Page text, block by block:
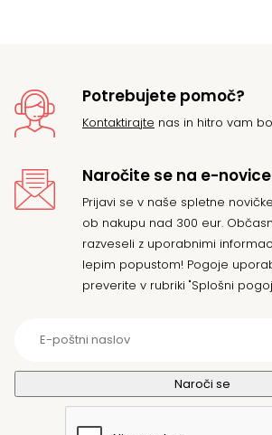
Potrebujete pomoč?
Kontaktirajte nas in hitro vam
Naročite se na e-novice
Prijavi se v naše spletne
ob nakupu nad 300 eur.
razveseli z uporabnimi
lepim popustom! Pogoje
preverite v rubriki "Splošni